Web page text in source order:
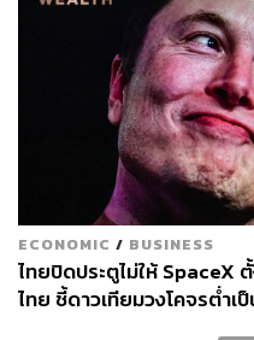
ECONOMIC / BUSINESS
ไทยปิดประตูไม่ให้ SpaceX
ไทย ชี้ดาวเทียมวงโคจรต่ำเ